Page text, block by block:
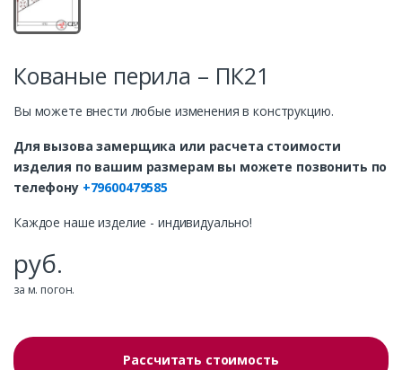
Кованые перила – ПК21
Вы можете внести любые изменения в конструкцию.
Для вызова замерщика или расчета стоимости
изделия по вашим размерам вы можете позвонить по
телефону +79600479585
Каждое наше изделие - индивидуально!
руб.
за м. погон.
Рассчитать стоимость